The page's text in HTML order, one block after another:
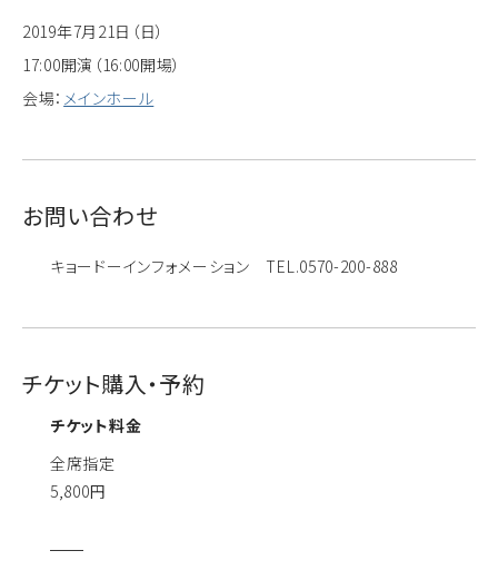
2019年7月21日（日）
17:00開演（16:00開場）
会場： メインホール
お問い合わせ
キョードーインフォメーション TEL.0570-200-888
チケット購入・予約
チケット料金
全席指定
5,800円